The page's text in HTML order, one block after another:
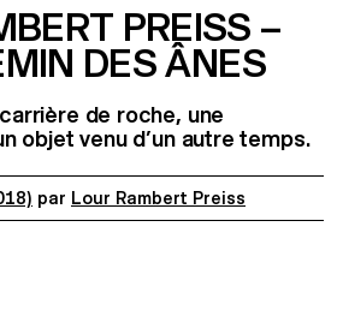
PREISS –
DES ÂNES
de roche, une
objet venu d’un autre temps.
par Lour Rambert Preiss